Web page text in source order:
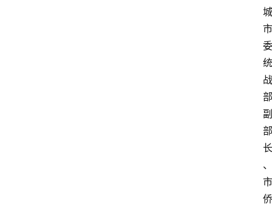
城
市
委
统
战
部
副
部
长
、
市
侨